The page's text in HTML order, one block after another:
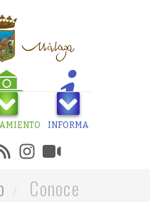
INFORMA
Conoce